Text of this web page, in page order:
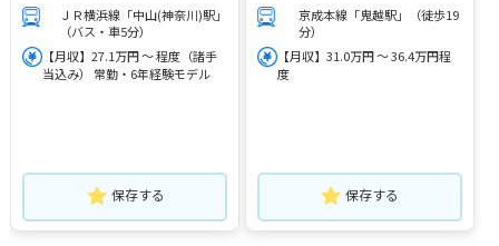
ＪＲ横浜線「中山(神奈川)駅」
（バス・車5分）
【月収】27.1万円 ～ 程度（諸手
当込み） 常勤・6年経験モデル
保存する
京成本線「鬼越駅」（徒歩19
分）
【月収】31.0万円 ～ 36.4万円程
度
保存する